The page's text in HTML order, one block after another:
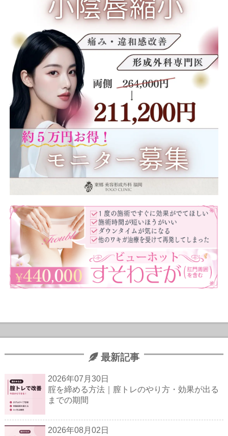
最新記事
2026年07月30日
腟を締める方法｜膣トレのやり方・効果が出る
までの期間
2026年08月02日